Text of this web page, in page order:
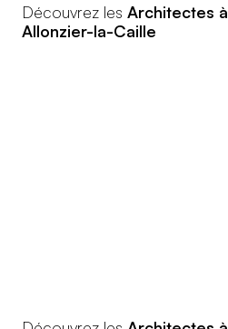
Découvrez les Architectes à
Allonzier-la-Caille